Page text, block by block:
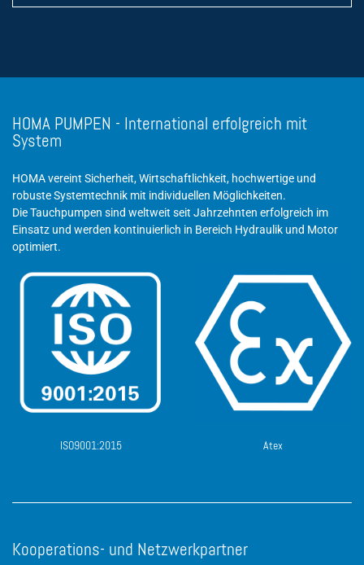
HOMA PUMPEN - International erfolgreich mit
System
HOMA vereint Sicherheit, Wirtschaftlichkeit, hochwertige und
robuste Systemtechnik mit individuellen Möglichkeiten.
Die Tauchpumpen sind weltweit seit Jahrzehnten erfolgreich im
Einsatz und werden kontinuierlich in Bereich Hydraulik und Motor
optimiert.
ISO9001:2015 Atex
Kooperations- und Netzwerkpartner